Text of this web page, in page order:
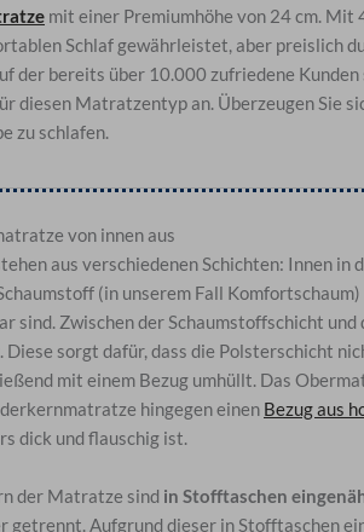
mit einer Premiumhöhe von 24 cm. Mit
Schlaf gewährleistet, aber preislich
der bereits über 10.000 zufriedene
diesen Matratzentyp an. Überzeugen Sie
zu schlafen.
von innen aus
aus verschiedenen Schichten: Innen
(in unserem Fall
sind. Zwischen der Schaumstoffschicht
Diese sorgt dafür, dass die Polsterschicht
mit einem Bezug umhüllt. Das
hingegen einen Bezug aus
dick und flauschig ist.
der Matratze sind in Stofftaschen
getrennt. Aufgrund dieser in Stofftaschen